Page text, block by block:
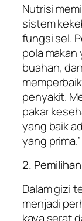
Nutrisi
sistem
fungsi sel.
pola makan
buahan,
penyakit.
pakar
yang baik
yang prima.”
2.
Dalam gizi
menjadi